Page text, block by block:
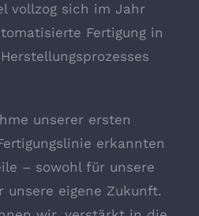
vollzog sich im Jahr
Fertigung in
unserer ersten
erkannten
– sowohl für unsere
unsere eigene Zukunft.